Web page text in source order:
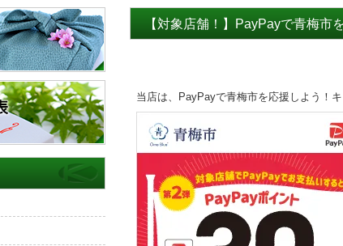
【対象店舗！】PayPayで青梅市
当店は、PayPayで青梅市を応援しよう！